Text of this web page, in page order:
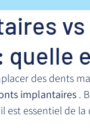
quelle
des dents
implantaires .
est essentiel de